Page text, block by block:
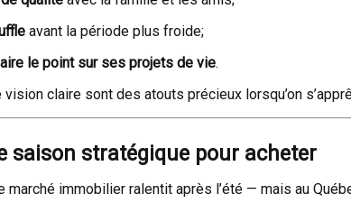
avant la période plus froide;
le point sur ses projets de vie.
claire sont des atouts précieux lorsqu’on
saison stratégique pour acheter
marché immobilier ralentit après l’été — mais au